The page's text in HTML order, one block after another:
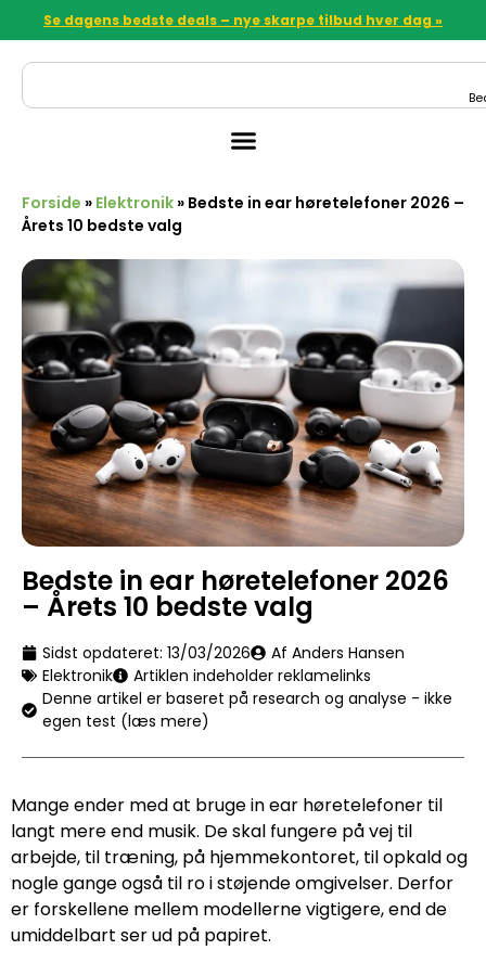
Se dagens bedste deals – nye skarpe tilbud hver dag »
Forside » Elektronik » Bedste in ear høretelefoner 2026 –
Årets 10 bedste valg
Bedste in ear høretelefoner 2026
– Årets 10 bedste valg
Sidst opdateret: 13/03/2026
Af Anders Hansen
Elektronik
Artiklen indeholder reklamelinks
Denne artikel er baseret på research og analyse - ikke
egen test (læs mere)
Mange ender med at bruge in ear høretelefoner til
langt mere end musik. De skal fungere på vej til
arbejde, til træning, på hjemmekontoret, til opkald og
nogle gange også til ro i støjende omgivelser. Derfor
er forskellene mellem modellerne vigtigere, end de
umiddelbart ser ud på papiret.